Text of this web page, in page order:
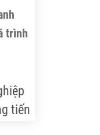
trình
tiến